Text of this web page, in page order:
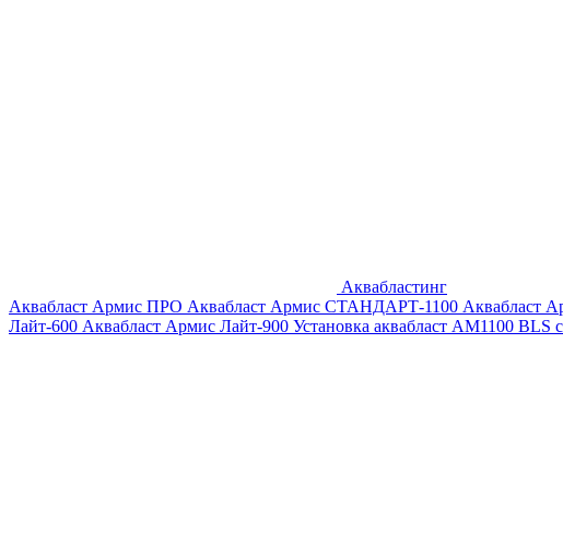
Аквабластинг
Аквабласт Армис ПРО Аквабласт Армис СТАНДАРТ-1100 Аквабласт
Лайт-600 Аквабласт Армис Лайт-900 Установка аквабласт AM1100